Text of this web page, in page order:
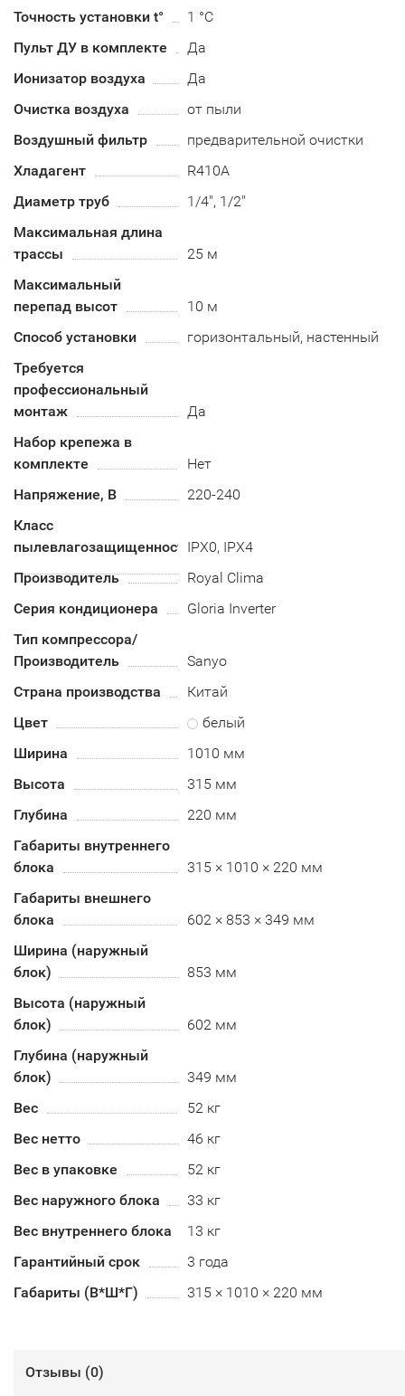
Точность установки t°
1 °C
Пульт ДУ в комплекте
Да
Ионизатор воздуха
Да
Очистка воздуха
от пыли
Воздушный фильтр
предварительной очистки
Хладагент
R410А
Диаметр труб
1/4", 1/2"
Максимальная длина
трассы
25 м
Максимальный
перепад высот
10 м
Способ установки
горизонтальный, настенный
Требуется
профессиональный
монтаж
Да
Набор крепежа в
комплекте
Нет
Напряжение, В
220-240
Класс
пылевлагозащищенностиIPX0, IPX4
Производитель
Royal Clima
Серия кондиционера
Gloria Inverter
Тип компрессора/
Производитель
Sanyo
Страна производства
Китай
Цвет
белый
Ширина
1010 мм
Высота
315 мм
Глубина
220 мм
Габариты внутреннего
блока
315 × 1010 × 220 мм
Габариты внешнего
блока
602 × 853 × 349 мм
Ширина (наружный
блок)
853 мм
Высота (наружный
блок)
602 мм
Глубина (наружный
блок)
349 мм
Вес
52 кг
Вес нетто
46 кг
Вес в упаковке
52 кг
Вес наружного блока
33 кг
Вес внутреннего блока
13 кг
Гарантийный срок
3 года
Габариты (В*Ш*Г)
315 × 1010 × 220 мм
Отзывы (0)